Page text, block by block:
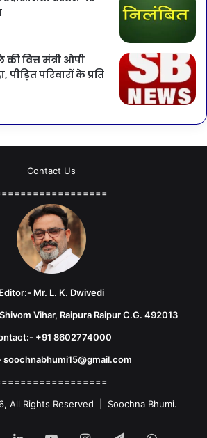
वित्त मंत्री ओपी
परिवारों के प्रति
Contact Us
Editor:- Mr. L. K. Dwivedi
Vihar, Raipura Raipur C.G. 492013
+91 8602774000
soochnabhumi15@gmail.com
All Rights Reserved | Soochna Bhumi.